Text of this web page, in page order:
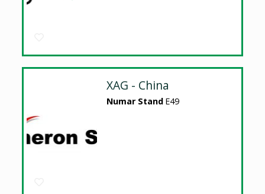
XAG - China
Numar Stand E49